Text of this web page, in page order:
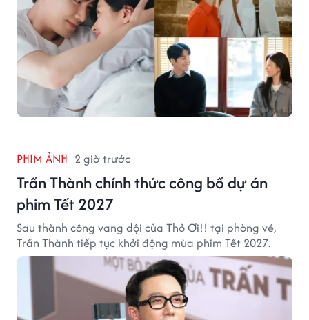
PHIM ẢNH 2 giờ trước
Trấn Thành chính thức công bố dự án
phim Tết 2027
Sau thành công vang dội của Thỏ Ơi!! tại phòng vé,
Trấn Thành tiếp tục khởi động mùa phim Tết 2027.